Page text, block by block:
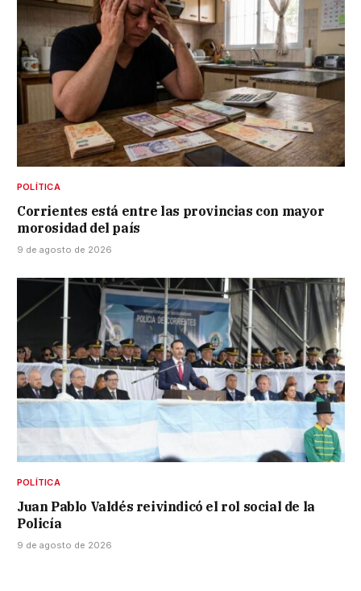
POLÍTICA
Corrientes está entre las provincias con mayor
morosidad del país
9 de agosto de 2026
POLÍTICA
Juan Pablo Valdés reivindicó el rol social de la
Policía
9 de agosto de 2026